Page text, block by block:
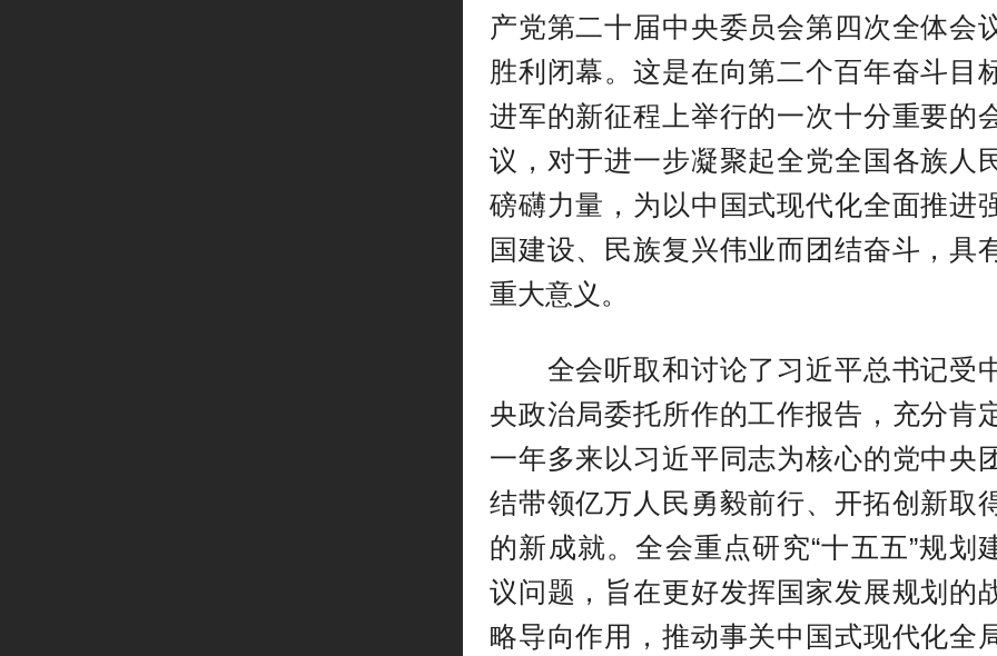
产党第二十届中央委员会第四次全体会
胜利闭幕。这是在向第二个百年奋斗目
进军的新征程上举行的一次十分重要的
议，对于进一步凝聚起全党全国各族人
磅礴力量，为以中国式现代化全面推进
国建设、民族复兴伟业而团结奋斗，具
重大意义。
全会听取和讨论了习近平总书记受
央政治局委托所作的工作报告，充分肯
一年多来以习近平同志为核心的党中央
结带领亿万人民勇毅前行、开拓创新取
的新成就。全会重点研究“十五五”规划
议问题，旨在更好发挥国家发展规划的
略导向作用，推动事关中国式现代化全